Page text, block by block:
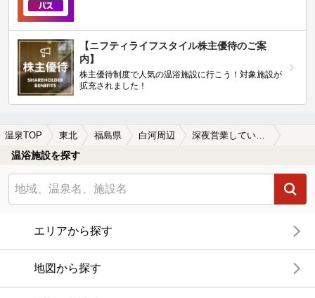
【ニフティライフスタイル株主優待のご案
内】
株主優待制度で人気の温浴施設に行こう！対象施設が
拡充されました！
温泉TOP 東北 福島県 白河周辺
温浴施設を探す
エリアから探す
地図から探す